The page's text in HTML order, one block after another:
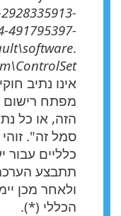
2928335913-
491795397-
.
אינו נתיב
הזה, או כל
סמל זה".
כלליים
תתבצע
ולאחר מכן
הכללי (*).